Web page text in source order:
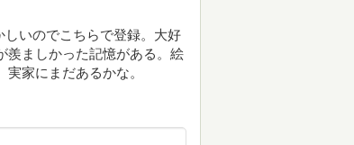
いのでこちらで登録。大好
羨ましかった記憶がある。絵
家にまだあるかな。